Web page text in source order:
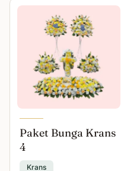
Paket Bunga Krans
4
Krans